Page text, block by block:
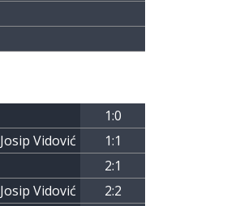
1:0
Josip Vidović
1:1
2:1
Josip Vidović
2:2